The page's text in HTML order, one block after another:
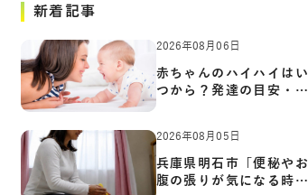
新着記事
2026年08月06日
赤ちゃんのハイハイはい
つから？発達の目安・練
習方…
2026年08月05日
兵庫県明石市「便秘やお
腹の張りが気になる時に